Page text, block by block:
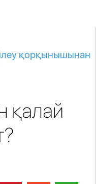
қорқынышынан
қалай